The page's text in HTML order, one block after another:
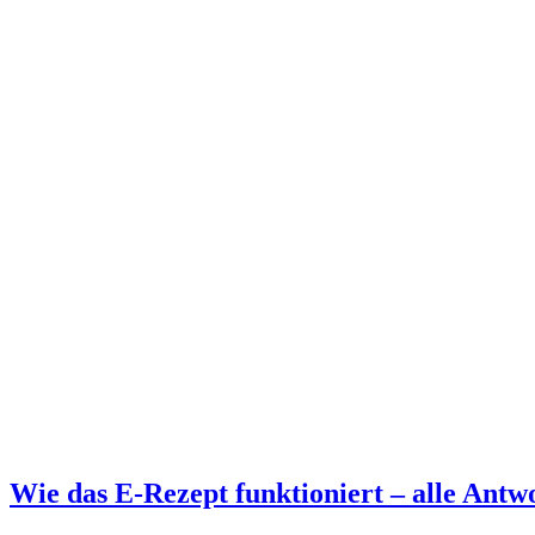
Wie das E-Rezept funktioniert – alle